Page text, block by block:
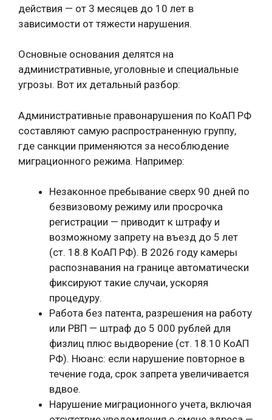
действия — от 3 месяцев до 10 лет в
зависимости от тяжести нарушения.
Основные основания делятся на
административные, уголовные и специальные
угрозы. Вот их детальный разбор:
Административные правонарушения по КоАП РФ
составляют самую распространенную группу,
где санкции применяются за несоблюдение
миграционного режима. Например:
Незаконное пребывание сверх 90 дней по
безвизовому режиму или просрочка
регистрации — приводит к штрафу и
возможному запрету на въезд до 5 лет
(ст. 18.8 КоАП РФ). В 2026 году камеры
распознавания на границе автоматически
фиксируют такие случаи, ускоряя
процедуру.
Работа без патента, разрешения на работу
или РВП — штраф до 5 000 рублей для
физлиц плюс выдворение (ст. 18.10 КоАП
РФ). Нюанс: если нарушение повторное в
течение года, срок запрета увеличивается
вдвое.
Нарушение миграционного учета, включая